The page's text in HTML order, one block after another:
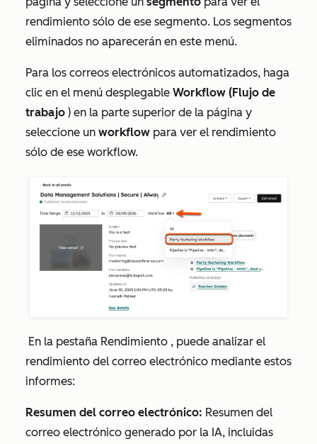
rendimiento sólo de ese segmento. Los segmentos
eliminados no aparecerán en este menú.
Para los correos electrónicos automatizados, haga
clic en el menú desplegable Workflow (Flujo de
trabajo ) en la parte superior de la página y
seleccione un workflow para ver el rendimiento
sólo de ese workflow.
En la pestaña Rendimiento , puede analizar el
rendimiento del correo electrónico mediante estos
informes:
Resumen del correo electrónico: Resumen del
correo electrónico generado por la IA, incluidas